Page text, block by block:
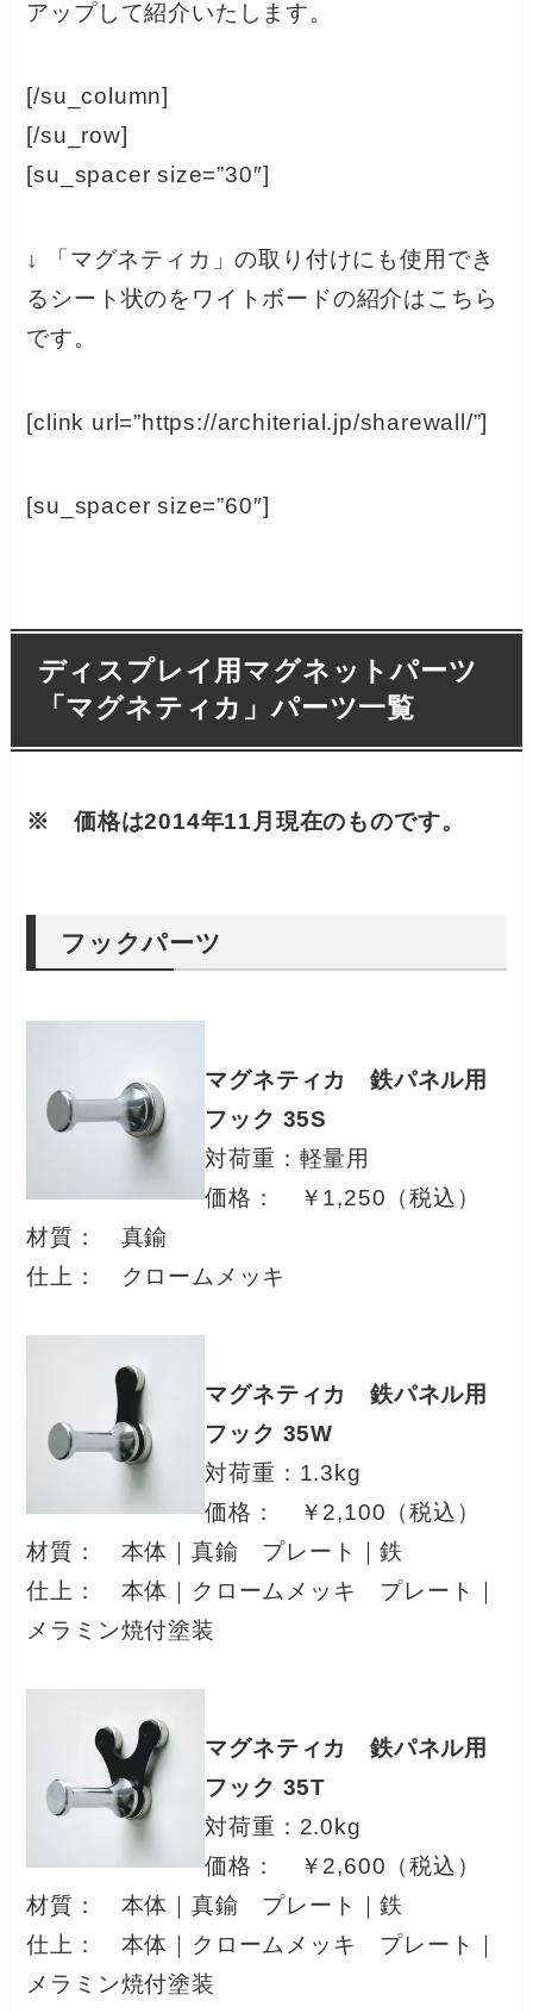
アップして紹介いたします。
[/su_column]
[/su_row]
[su_spacer size=”30″]
↓ 「マグネティカ」の取り付けにも使用でき
るシート状のをワイトボードの紹介はこちら
です。
[clink url=”https://architerial.jp/sharewall/”]
[su_spacer size=”60″]
ディスプレイ用マグネットパーツ
「マグネティカ」パーツ一覧
※ 価格は2014年11月現在のものです。
フックパーツ
マグネティカ 鉄パネル用
フック 35S
対荷重：軽量用
価格： ￥1,250（税込）
材質： 真鍮
仕上： クロームメッキ
マグネティカ 鉄パネル用
フック 35W
対荷重：1.3kg
価格： ￥2,100（税込）
材質： 本体｜真鍮 プレート｜鉄
仕上： 本体｜クロームメッキ プレート｜
メラミン焼付塗装
マグネティカ 鉄パネル用
フック 35T
対荷重：2.0kg
価格： ￥2,600（税込）
材質： 本体｜真鍮 プレート｜鉄
仕上： 本体｜クロームメッキ プレート｜
メラミン焼付塗装